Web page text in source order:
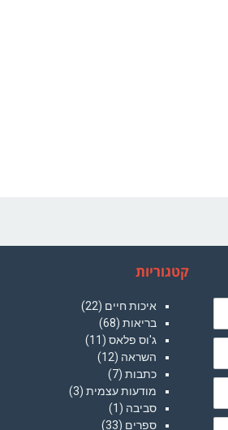
קטגוריות
איכות חיים (22)
בריאות (68)
ג'וס פלאס (11)
השראה (12)
כתבות (7)
מודעות עצמית (3)
סביבה (1)
ספרים (33)